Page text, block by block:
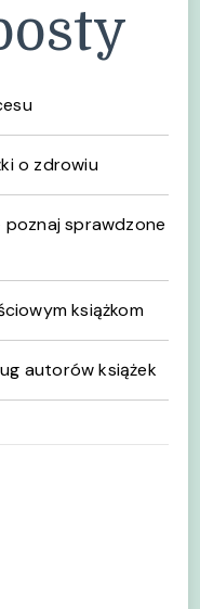
o zdrowiu
poznaj sprawdzone
książkom
autorów książek